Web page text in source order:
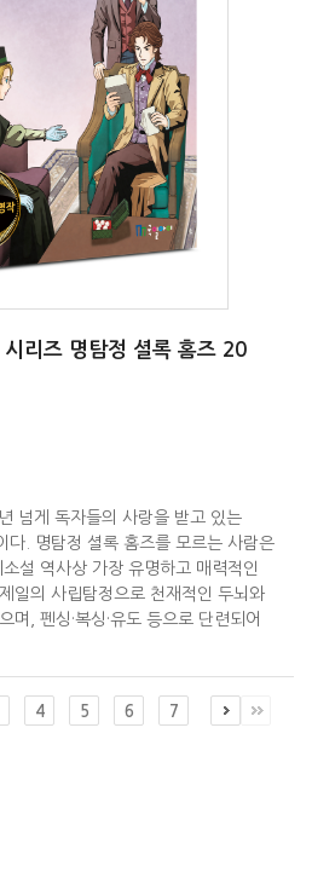
리즈 명탐정 셜록 홈즈 20
넘게 독자들의 사랑을 받고 있는
다. 명탐정 셜록 홈즈를 모르는 사람은
설 역사상 가장 유명하고 매력적인
일의 사립탐정으로 천재적인 두뇌와
며, 펜싱·복싱·유도 등으로 단련되어
4 5 6 7